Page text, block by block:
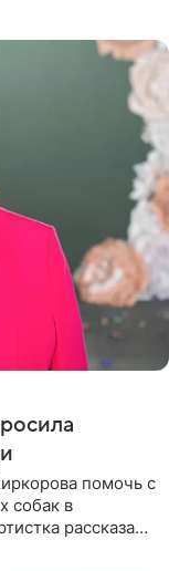
помочь с
собак в
рассказала